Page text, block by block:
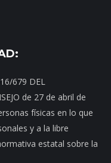
679 DEL
de 27 de abril de
físicas en lo que
y a la libre
estatal sobre la